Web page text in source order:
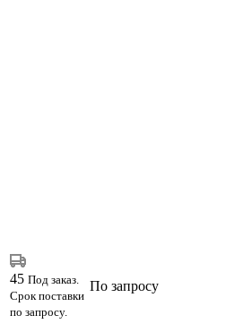
45 Под заказ.
Срок поставки
по запросу.
По запросу